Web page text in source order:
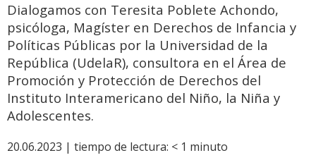
Dialogamos con Teresita Poblete Achondo,
psicóloga, Magíster en Derechos de Infancia y
Políticas Públicas por la Universidad de la
República (UdelaR), consultora en el Área de
Promoción y Protección de Derechos del
Instituto Interamericano del Niño, la Niña y
Adolescentes.
20.06.2023 | tiempo de lectura: < 1 minuto